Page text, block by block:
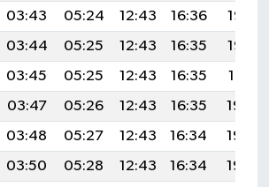
03:43 05:24 12:43 16:36
19:53
03:44 05:25 12:43 16:35
19:52
03:45 05:25 12:43 16:35
19:51
03:47 05:26 12:43 16:35
19:50
03:48 05:27 12:43 16:34
19:49
03:50 05:28 12:43 16:34
19:48